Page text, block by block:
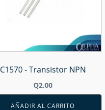
C1570 - Transistor NPN
Q2.00
AÑADIR AL CARRITO